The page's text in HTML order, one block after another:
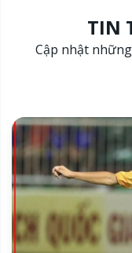
TIN
Cập nhật